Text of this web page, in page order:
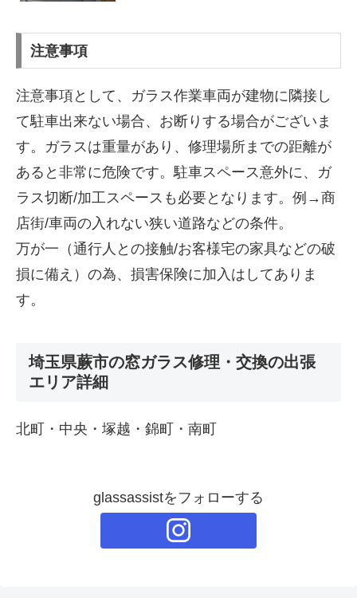
注意事項
注意事項として、ガラス作業車両が建物に隣接し
て駐車出来ない場合、お断りする場合がございま
す。ガラスは重量があり、修理場所までの距離が
あると非常に危険です。駐車スペース意外に、ガ
ラス切断/加工スペースも必要となります。例→商
店街/車両の入れない狭い道路などの条件。
万が一（通行人との接触/お客様宅の家具などの破
損に備え）の為、損害保険に加入はしてありま
す。
埼玉県蕨市の窓ガラス修理・交換の出張
エリア詳細
北町・中央・塚越・錦町・南町
glassassistをフォローする